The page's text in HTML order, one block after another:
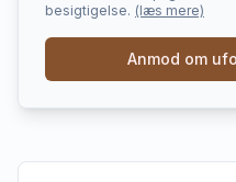
besigtigelse. (læs mere)
Anmod om